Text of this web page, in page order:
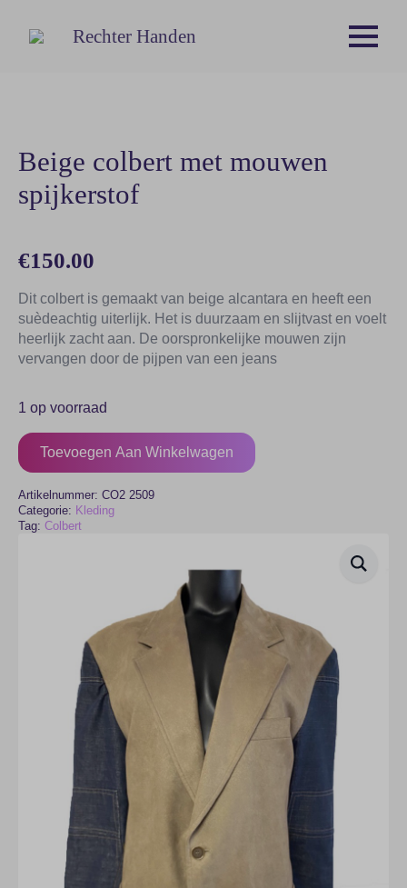
Rechter Handen
Beige colbert met mouwen
spijkerstof
€150.00
Dit colbert is gemaakt van beige alcantara en heeft een
suèdeachtig uiterlijk. Het is duurzaam en slijtvast en voelt
heerlijk zacht aan. De oorspronkelijke mouwen zijn
vervangen door de pijpen van een jeans
1 op voorraad
Toevoegen Aan Winkelwagen
Artikelnummer: CO2 2509
Categorie: Kleding
Tag: Colbert